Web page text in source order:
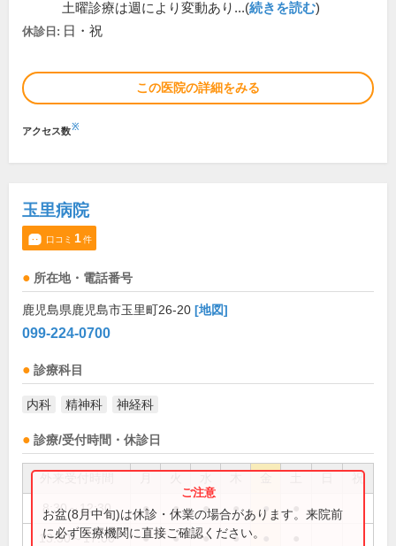
土曜診療は週により変動あり...(続きを読む)
休診日: 日・祝
この医院の詳細をみる
アクセス数※
玉里病院
口コミ 1件
所在地・電話番号
鹿児島県鹿児島市玉里町26-20 [地図]
099-224-0700
診療科目
内科 精神科 神経科
診療/受付時間・休診日
祝
8:30～12:30 ● ● ● ● ●
13:30～17:00 ● ● ● ●
お盆(8月中旬)は休診・休業の場合があります。来院前
に必ず医療機関に直接ご確認ください。